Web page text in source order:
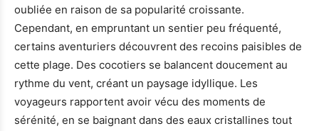
oubliée en raison de sa popularité croissante.
Cependant, en empruntant un sentier peu fréquenté,
certains aventuriers découvrent des recoins paisibles de
cette plage. Des cocotiers se balancent doucement au
rythme du vent, créant un paysage idyllique. Les
voyageurs rapportent avoir vécu des moments de
sérénité, en se baignant dans des eaux cristallines tout